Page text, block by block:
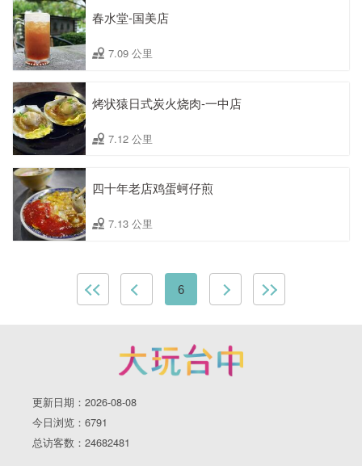
春水堂-国美店
7.09 公里
烤状猿日式炭火烧肉-一中店
7.12 公里
四十年老店鸡蛋蚵仔煎
7.13 公里
6
更新日期：2026-08-08
今日浏览：6791
总访客数：24682481